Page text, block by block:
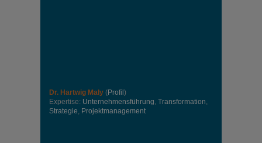
Dr. Hartwig Maly (Profil )
Expertise: Unternehmensführung, Transformation,
Strategie, Projektmanagement